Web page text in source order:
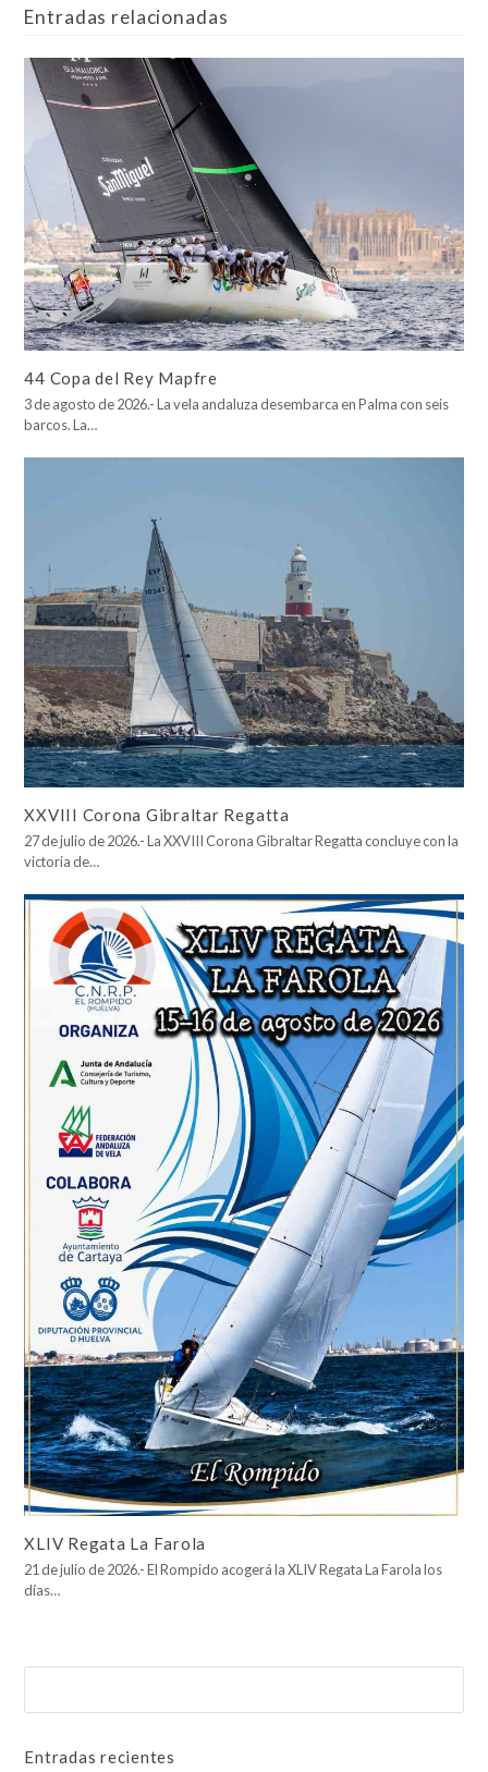
Entradas relacionadas
44 Copa del Rey Mapfre
3 de agosto de 2026.- La vela andaluza desembarca en Palma con seis
barcos. La…
XXVIII Corona Gibraltar Regatta
27 de julio de 2026.- La XXVIII Corona Gibraltar Regatta concluye con la
victoria de…
XLIV Regata La Farola
21 de julio de 2026.- El Rompido acogerá la XLIV Regata La Farola los
días…
Entradas recientes